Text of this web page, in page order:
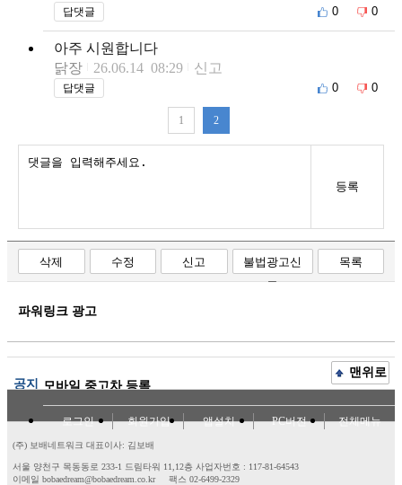
답댓글 0 0
아주 시원합니다
닭장
26.06.14 08:29 신고
답댓글 0 0
1 2
등록
삭제 수정 신고
불법광고신
고
목록
파워링크 광고
공지 모바일 중고차 등록
맨위로
로그인 회원가입 앱설치 PC버전 전체메뉴
(주) 보배네트워크 대표이사: 김보배
서울 양천구 목동동로 233-1 드림타워 11,12층 사업자번호 : 117-81-64543
이메일 bobaedream@bobaedream.co.kr
팩스 02-6499-2329